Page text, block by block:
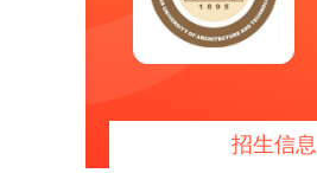
招生信息